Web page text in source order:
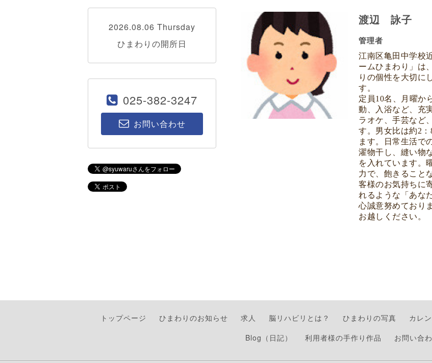
渡辺 詠子
管理者
江南区亀田中学校
ームひまわり」は
りの個性を大切に
す。
定員10名、月曜か
動、入浴など、充
ラオケ、手芸など
す。男女比は約2
ます。日常生活で
濯物干し、縫い物
を入れています。
力で、飽きること
客様のお気持ちに
れるような「あな
心誠意努めており
お越しください。
2026.08.06 Thursday
ひまわりの開所日
025-382-3247
お問い合わせ
トップページ ひまわりのお知らせ 求人 脳リハビリとは？ ひまわりの写真 カレ
Blog（日記）
利用者様の手作り作品 お問い合